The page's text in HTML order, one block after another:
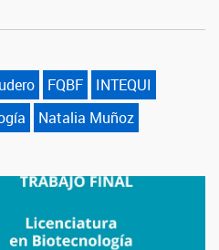
FQBF
INTEQUI
Natalia Muñoz